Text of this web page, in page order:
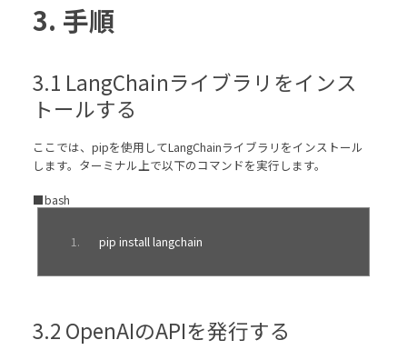
3. 手順
3.1 LangChainライブラリをインス
トールする
ここでは、pipを使用してLangChainライブラリをインストール
します。ターミナル上で以下のコマンドを実行します。
■bash
pip install langchain
3.2 OpenAIのAPIを発行する